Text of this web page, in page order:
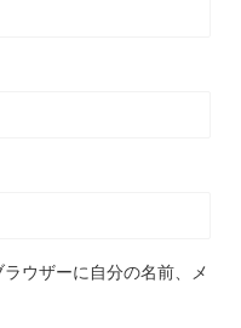
ウザーに自分の名前、メ